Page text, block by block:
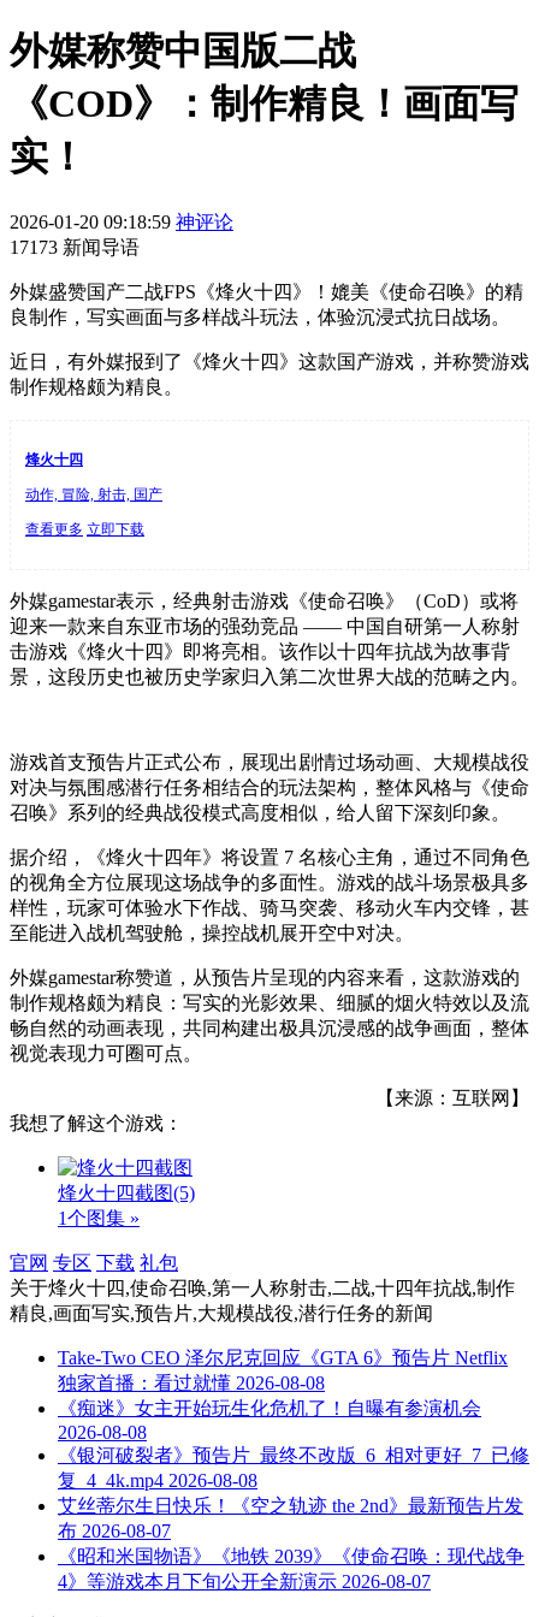
外媒称赞中国版二战
《COD》：制作精良！画面写
实！
2026-01-20 09:18:59 神评论
17173 新闻导语
外媒盛赞国产二战FPS《烽火十四》！媲美《使命召唤》的精
良制作，写实画面与多样战斗玩法，体验沉浸式抗日战场。
近日，有外媒报到了《烽火十四》这款国产游戏，并称赞游戏
制作规格颇为精良。
烽火十四
动作, 冒险, 射击, 国产
查看更多 立即下载
外媒gamestar表示，经典射击游戏《使命召唤》（CoD）或将
迎来一款来自东亚市场的强劲竞品 —— 中国自研第一人称射
击游戏《烽火十四》即将亮相。该作以十四年抗战为故事背
景，这段历史也被历史学家归入第二次世界大战的范畴之内。
游戏首支预告片正式公布，展现出剧情过场动画、大规模战役
对决与氛围感潜行任务相结合的玩法架构，整体风格与《使命
召唤》系列的经典战役模式高度相似，给人留下深刻印象。
据介绍，《烽火十四年》将设置 7 名核心主角，通过不同角色
的视角全方位展现这场战争的多面性。游戏的战斗场景极具多
样性，玩家可体验水下作战、骑马突袭、移动火车内交锋，甚
至能进入战机驾驶舱，操控战机展开空中对决。
外媒gamestar称赞道，从预告片呈现的内容来看，这款游戏的
制作规格颇为精良：写实的光影效果、细腻的烟火特效以及流
畅自然的动画表现，共同构建出极具沉浸感的战争画面，整体
视觉表现力可圈可点。
【来源：互联网】
我想了解这个游戏：
烽火十四截图(5)
1个图集 »
官网 专区 下载 礼包
关于烽火十四,使命召唤,第一人称射击,二战,十四年抗战,制作
精良,画面写实,预告片,大规模战役,潜行任务的新闻
Take-Two CEO 泽尔尼克回应《GTA 6》预告片 Netflix
独家首播：看过就懂 2026-08-08
《痴迷》女主开始玩生化危机了！自曝有参演机会
2026-08-08
《银河破裂者》预告片_最终不改版_6_相对更好_7_已修
复_4_4k.mp4 2026-08-08
艾丝蒂尔生日快乐！《空之轨迹 the 2nd》最新预告片发
布 2026-08-07
《昭和米国物语》《地铁 2039》《使命召唤：现代战争
4》等游戏本月下旬公开全新演示 2026-08-07